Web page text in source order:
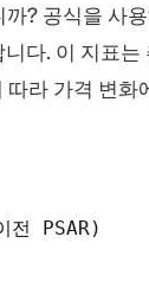
? 공식을 사
다. 이 지표
라 가격 변
PSAR)